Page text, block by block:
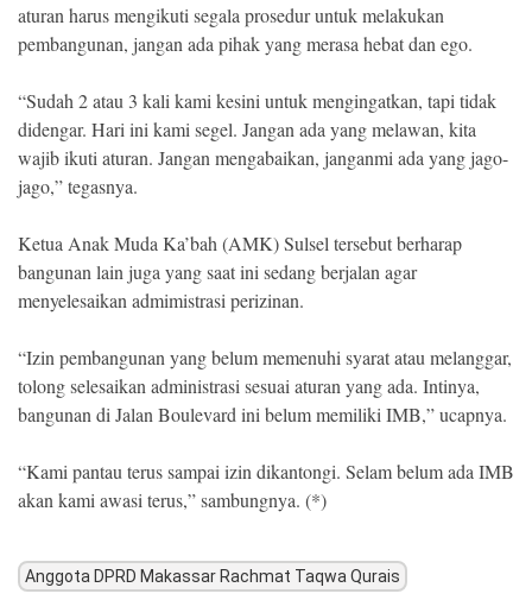
aturan harus mengikuti segala prosedur untuk melakukan
pembangunan, jangan ada pihak yang merasa hebat dan ego.
“Sudah 2 atau 3 kali kami kesini untuk mengingatkan, tapi tidak
didengar. Hari ini kami segel. Jangan ada yang melawan, kita
wajib ikuti aturan. Jangan mengabaikan, janganmi ada yang jago-
jago,” tegasnya.
Ketua Anak Muda Ka’bah (AMK) Sulsel tersebut berharap
bangunan lain juga yang saat ini sedang berjalan agar
menyelesaikan admimistrasi perizinan.
“Izin pembangunan yang belum memenuhi syarat atau melanggar,
tolong selesaikan administrasi sesuai aturan yang ada. Intinya,
bangunan di Jalan Boulevard ini belum memiliki IMB,” ucapnya.
“Kami pantau terus sampai izin dikantongi. Selam belum ada IMB
akan kami awasi terus,” sambungnya. (*)
Anggota DPRD Makassar Rachmat Taqwa Qurais